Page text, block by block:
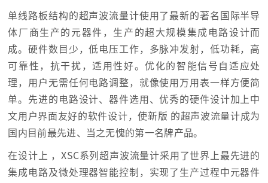
单线路板结构的超声波流量计使用了最新的著名国际半导
体厂商生产的元器件，生产的超大规模集成电路设计而
成。硬件数目少，低电压工作，多脉冲发射，低功耗，高
可靠性，抗干扰，适用性好。优化的智能信号自适应处
理，用户无需任何电路调整，就像使用万用表一样方便简
单。先进的电路设计、器件选用、优秀的硬件设计加上中
文用户界面友好的软件设计，使新版 的超声波流量计成为
国内目前最先进、当之无愧的第一名牌产品。
在设计上 ，XSC系列超声波流量计采用了世界上最先进的
集成电路及微处理器智能控制，实现了生产过程中元器件